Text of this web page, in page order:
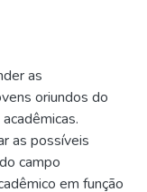
as
oriundos do
as possíveis
campo
em função